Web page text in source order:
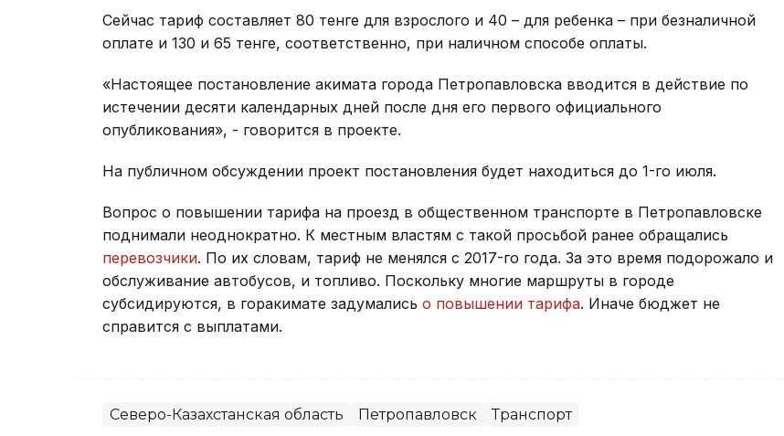
Сейчас тариф составляет 80 тенге для взрослого и 40 – для ребенка – при безналичной
оплате и 130 и 65 тенге, соответственно, при наличном способе оплаты.
«Настоящее постановление акимата города Петропавловска вводится в действие по
истечении десяти календарных дней после дня его первого официального
опубликования», - говорится в проекте.
На публичном обсуждении проект постановления будет находиться до 1-го июля.
Вопрос о повышении тарифа на проезд в общественном транспорте в Петропавловске
поднимали неоднократно. К местным властям с такой просьбой ранее обращались
перевозчики. По их словам, тариф не менялся с 2017-го года. За это время подорожало и
обслуживание автобусов, и топливо. Поскольку многие маршруты в городе
субсидируются, в горакимате задумались о повышении тарифа. Иначе бюджет не
справится с выплатами.
Северо-Казахстанская область Петропавловск Транспорт